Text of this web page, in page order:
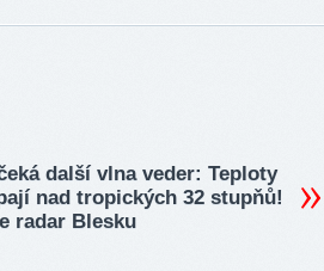
další vlna veder: Teploty
nad tropických 32 stupňů!
radar Blesku